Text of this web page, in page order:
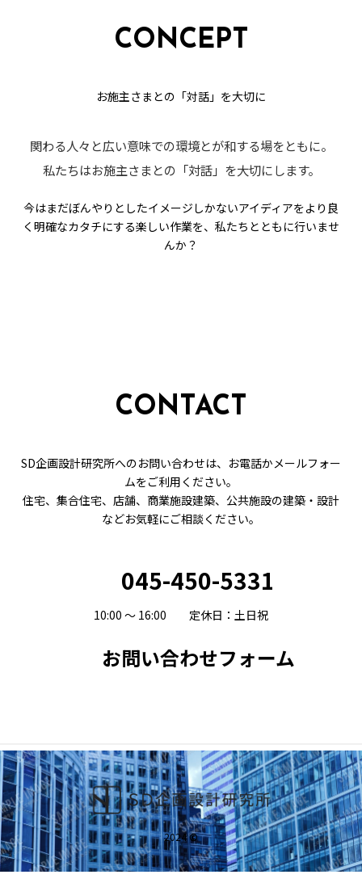
CONCEPT
お施主さまとの「対話」を大切に
関わる人々と広い意味での環境とが和する場をともに。
私たちはお施主さまとの「対話」を大切にします。
今はまだぼんやりとしたイメージしかないアイディアをより良
く明確なカタチにする楽しい作業を、私たちとともに行いませ
んか？
CONTACT
SD企画設計研究所へのお問い合わせは、お電話かメールフォー
ムをご利用ください。
住宅、集合住宅、店舗、商業施設建築、公共施設の建築・設計
などお気軽にご相談ください。
045-450-5331
10:00 ～ 16:00 定休日：土日祝
お問い合わせフォーム
2024©